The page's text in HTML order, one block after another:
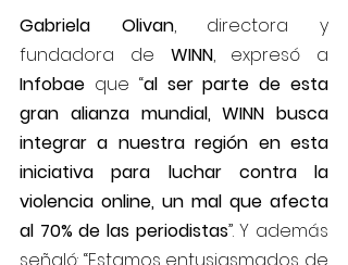
Gabriela Olivan, directora y
fundadora de WINN
Infobae que “al ser parte de esta
gran alianza mundial, WINN busca
integrar a nuestra región en esta
iniciativa para luchar contra la
violencia online, un mal que afecta
al 70% de las periodistas”. Y además
señaló: “Estamos entusiasmados de